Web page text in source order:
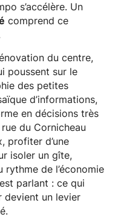
s’accélère. Un
comprend ce
du centre,
poussent sur le
des petites
d’informations,
en décisions très
du Cornicheau
profiter d’une
isoler un gîte,
de l’économie
parlant : ce qui
devient un levier